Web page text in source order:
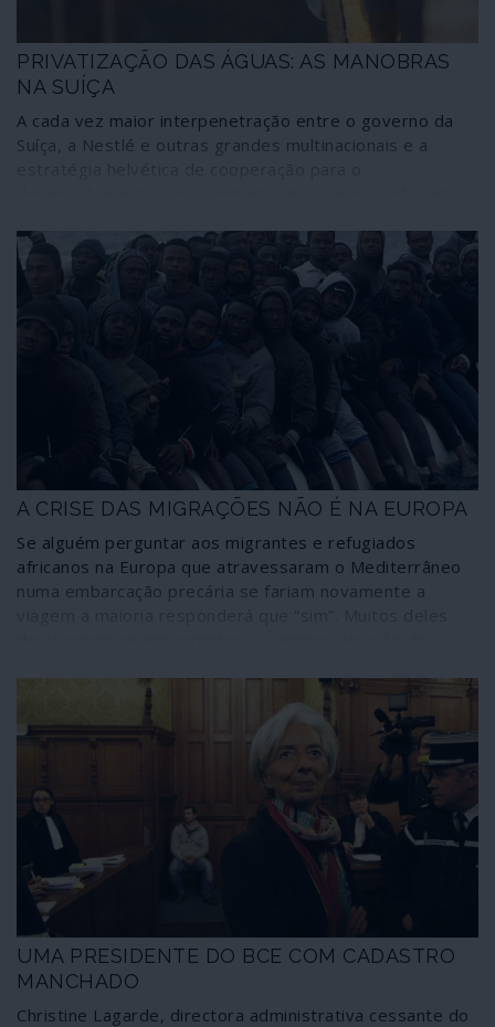
PRIVATIZAÇÃO DAS ÁGUAS: AS MANOBRAS
NA SUÍÇA
A cada vez maior interpenetração entre o governo da
Suíça, a Nestlé e outras grandes multinacionais e a
planeta. A ganância privatizadora da água que move as
maiores empresas globais do sector alimentar encontra
em Genebra uma poderosa alavanca que mina o acesso
universal à água como um direito humano fundamental.
A CRISE DAS MIGRAÇÕES NÃO É NA EUROPA
Se alguém perguntar aos migrantes e refugiados
africanos na Europa que atravessaram o Mediterrâneo
numa embarcação precária se fariam novamente a
frágeis embarcações que os levaram por águas
agitadas. Viram companheiros de viagem morrer de
sede ou afogados; apesar disso, estão convictos de que
UMA PRESIDENTE DO BCE COM CADASTRO
MANCHADO
Christine Lagarde, directora administrativa cessante do